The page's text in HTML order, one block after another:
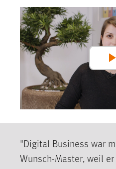
"Digital Business war
Wunsch-Master, weil er
Chat
Name:
MibewSessionID,
chat-frame-style-
Zweck:
Wird benötigt um die
Cookie Laufzeit:
5e9dbeb1811c0446 =